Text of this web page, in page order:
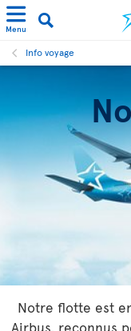
Menu
Info voyage
Notre flotte est
Airbus, reconnus